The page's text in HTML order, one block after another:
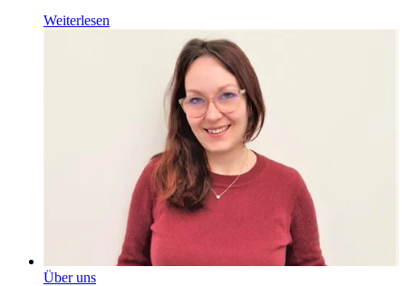
Weiterlesen
Über uns